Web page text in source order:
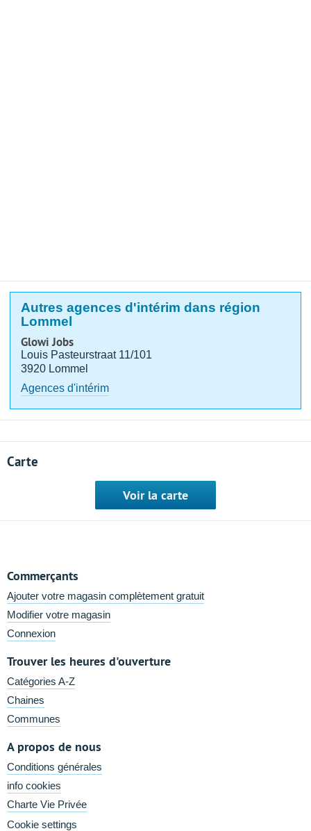
Autres agences d'intérim dans région
Lommel
Glowi Jobs
Louis Pasteurstraat 11/101
3920 Lommel
Agences d'intérim
Carte
Voir la carte
Commerçants
Ajouter votre magasin complètement gratuit
Modifier votre magasin
Connexion
Trouver les heures d'ouverture
Catégories A-Z
Chaines
Communes
A propos de nous
Conditions générales
info cookies
Charte Vie Privée
Cookie settings